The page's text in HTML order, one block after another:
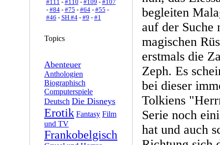
#111 - #110 - #109 - #107
- #84- #75 - #64- #55 -
#46 - SH #4- #9 - #1
Topics
Abenteuer
Anthologien
Biographisch
Computerspiele
Deutsch Die Disneys
Erotik Fantasy Film
und TV
Frankobelgisch
begleiten
auf der Suche
magischen
erstmals die
Zeph. Es
bei dieser
Tolkiens
Serie noch
hat und auch